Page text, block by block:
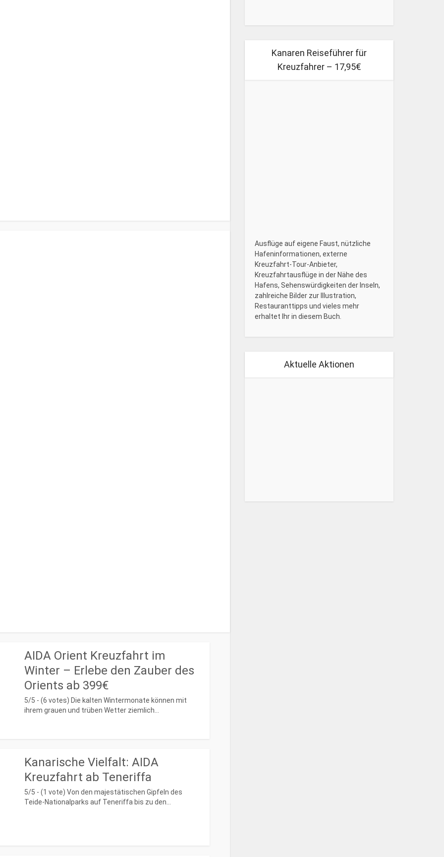
AIDA Orient Kreuzfahrt im
Winter – Erlebe den Zauber des
Orients ab 399€
5/5 - (6 votes) Die kalten Wintermonate können mit
ihrem grauen und trüben Wetter ziemlich...
Kanarische Vielfalt: AIDA
Kreuzfahrt ab Teneriffa
5/5 - (1 vote) Von den majestätischen Gipfeln des
Teide-Nationalparks auf Teneriffa bis zu den...
Kanaren Reiseführer für
Kreuzfahrer – 17,95€
Ausflüge auf eigene Faust, nützliche
Hafeninformationen, externe
Kreuzfahrt-Tour-Anbieter,
Kreuzfahrtausflüge in der Nähe des
Hafens, Sehenswürdigkeiten der Inseln,
zahlreiche Bilder zur Illustration,
Restauranttipps und vieles mehr
erhaltet Ihr in diesem Buch.
Aktuelle Aktionen